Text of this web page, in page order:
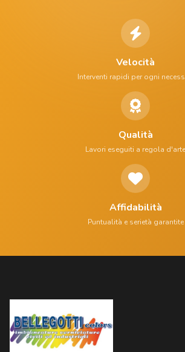
Velocità
Interventi rapidi per ogni
Qualità
Lavori eseguiti a regola d'arte
Affidabilità
Puntualità e serietà garantite